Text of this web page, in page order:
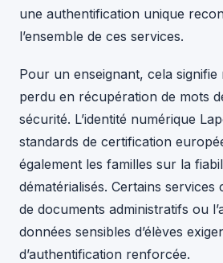
une authentification unique
l’ensemble de ces services.
Pour un enseignant, cela signifie
perdu en récupération de mots
sécurité. L’identité numérique
standards de certification
également les familles sur la
dématérialisés. Certains services
de documents administratifs ou
données sensibles d’élèves
d’authentification renforcée.